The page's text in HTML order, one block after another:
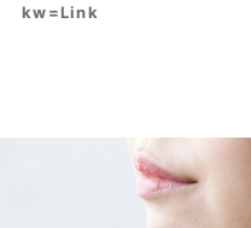
kw=Link